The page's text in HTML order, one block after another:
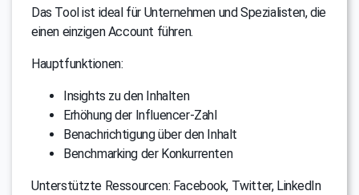
Das Tool ist ideal für Unternehmen und Spezialisten, die
einen einzigen Account führen.
Hauptfunktionen:
Insights zu den Inhalten
Erhöhung der Influencer-Zahl
Benachrichtigung über den Inhalt
Benchmarking der Konkurrenten
Unterstützte Ressourcen: Facebook, Twitter, LinkedIn